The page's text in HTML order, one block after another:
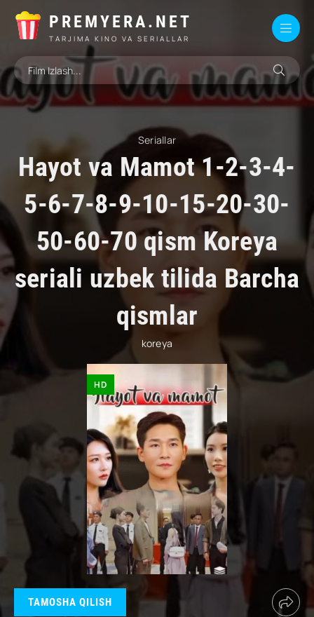
PREMYERA.NET
TARJIMA KINO VA SERIALLAR
Seriallar
Hayot va Mamot 1-2-3-4-
5-6-7-8-9-10-15-20-30-
50-60-70 qism Koreya
seriali uzbek tilida Barcha
qismlar
koreya
HD
TAMOSHA QILISH